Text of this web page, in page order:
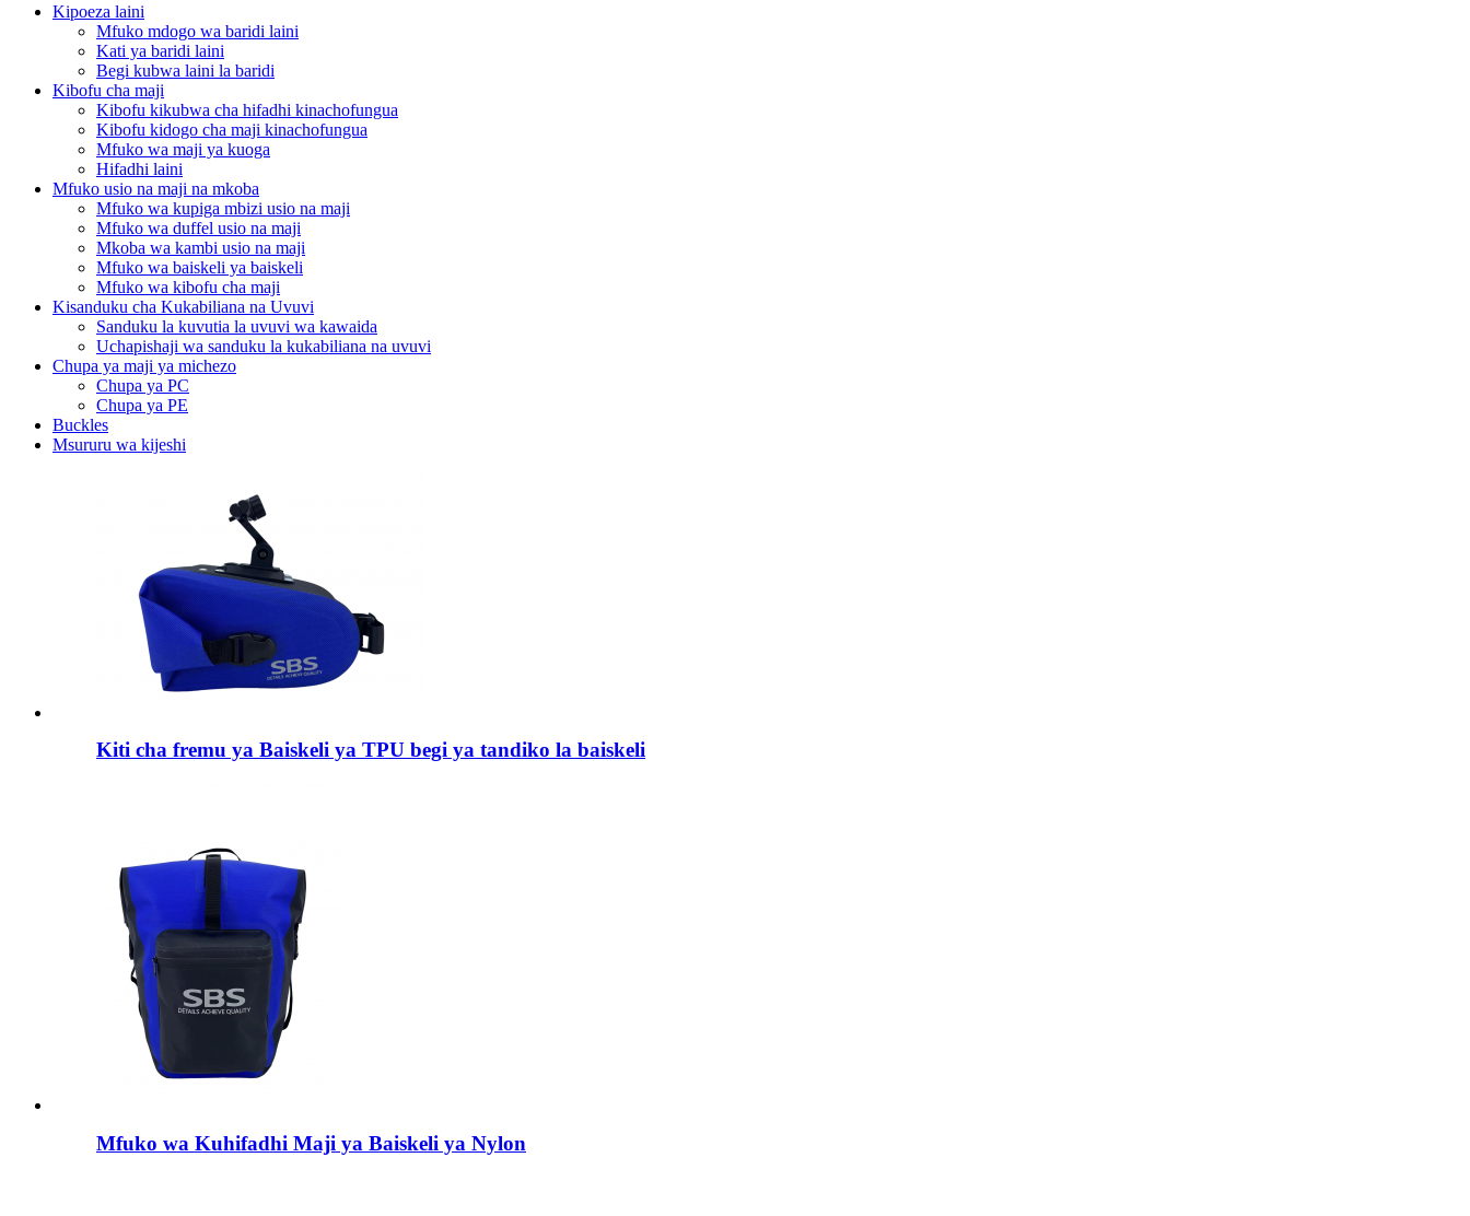
Kipoeza laini
Mfuko mdogo wa baridi laini
Kati ya baridi laini
Begi kubwa laini la baridi
Kibofu cha maji
Kibofu kikubwa cha hifadhi kinachofungua
Kibofu kidogo cha maji kinachofungua
Mfuko wa maji ya kuoga
Hifadhi laini
Mfuko usio na maji na mkoba
Mfuko wa kupiga mbizi usio na maji
Mfuko wa duffel usio na maji
Mkoba wa kambi usio na maji
Mfuko wa baiskeli ya baiskeli
Mfuko wa kibofu cha maji
Kisanduku cha Kukabiliana na Uvuvi
Sanduku la kuvutia la uvuvi wa kawaida
Uchapishaji wa sanduku la kukabiliana na uvuvi
Chupa ya maji ya michezo
Chupa ya PC
Chupa ya PE
Buckles
Msururu wa kijeshi
Kiti cha fremu ya Baiskeli ya TPU begi ya tandiko la baiskeli
Mfuko wa Kuhifadhi Maji ya Baiskeli ya Nylon